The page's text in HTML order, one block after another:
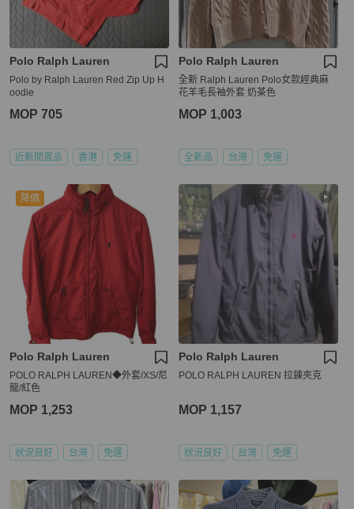
Polo Ralph Lauren
Polo by Ralph Lauren Red Zip Up H
oodie
MOP 705
近新閒置品 香港 免運
Polo Ralph Lauren
全新 Ralph Lauren Polo女款經典麻
花羊毛長袖外套 奶茶色
MOP 1,003
全新品 台灣 免運
降價
Polo Ralph Lauren
POLO RALPH LAUREN◆外套/XS/尼
龍/紅色
MOP 1,253
狀況良好 台灣 免運
Polo Ralph Lauren
POLO RALPH LAUREN 拉鍊夾克
MOP 1,157
狀況良好 台灣 免運